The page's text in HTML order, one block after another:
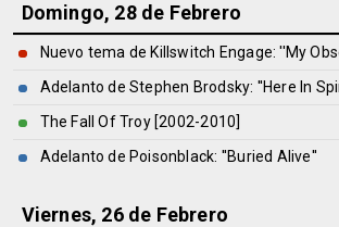
FOROS
Domingo, 28 de Febrero
Nuevo tema de Killswitch Engage: ''My
Adelanto de Stephen Brodsky: ''Here In
The Fall Of Troy [2002-2010]
Adelanto de Poisonblack: ''Buried Alive''
Viernes, 26 de Febrero